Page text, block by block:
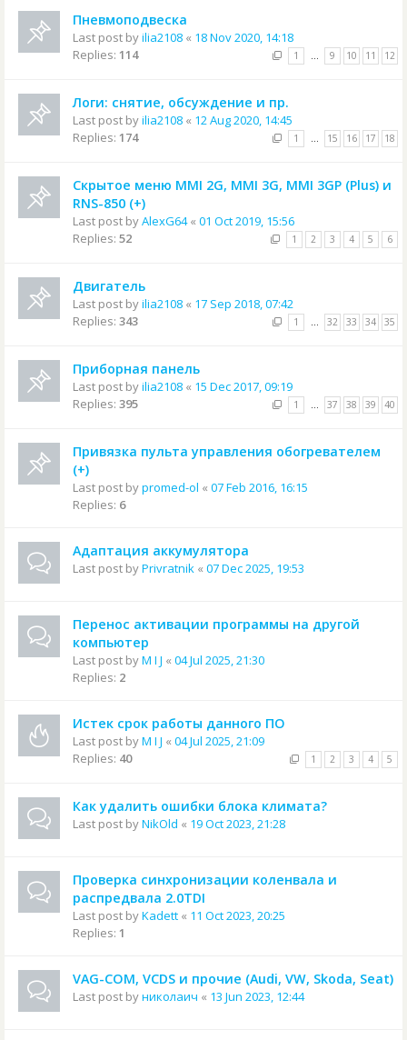
Пневмоподвеска
Last post byilia2108 « 18 Nov 2020, 14:18
Replies: 114 1 … 9 10 11 12
Логи: снятие, обсуждение и пр.
Last post byilia2108 « 12 Aug 2020, 14:45
Replies: 174 1 … 15 16 17 18
Скрытое меню MMI 2G, MMI 3G, MMI 3GP (Plus) и
RNS-850 (+)
Last post byAlexG64« 01 Oct 2019, 15:56
Replies: 52 1 2 3 4 5 6
Двигатель
Last post byilia2108 « 17 Sep 2018, 07:42
Replies: 343 1 … 32 33 34 35
Приборная панель
Last post byilia2108 « 15 Dec 2017, 09:19
Replies: 395 1 … 37 38 39 40
Привязка пульта управления обогревателем
(+)
Last post bypromed-ol « 07 Feb 2016, 16:15
Replies: 6
Адаптация аккумулятора
Last post byPrivratnik « 07 Dec 2025, 19:53
Перенос активации программы на другой
компьютер
Last post byM I J « 04 Jul 2025, 21:30
Replies: 2
Истек срок работы данного ПО
Last post byM I J « 04 Jul 2025, 21:09
Replies: 40 1 2 3 4 5
Как удалить ошибки блока климата?
Last post byNikOld « 19 Oct 2023, 21:28
Проверка синхронизации коленвала и
распредвала 2.0TDI
Last post byKadett « 11 Oct 2023, 20:25
Replies: 1
VAG-COM, VCDS и прочие (Audi, VW, Skoda, Seat)
Last post byниколаич « 13 Jun 2023, 12:44